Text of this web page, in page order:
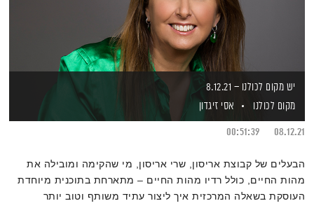
יש מקום לכולנו – 8.12.21
מקום לכולנו
אסי זיגדון
08.12.21
00:51:39
הבעלים של קבוצת אריסון, שרי אריסון, מי שהקימה ומובילה את
מהות החיים, כולל רדיו מהות החיים – מתארחת בתוכנית מיוחדת
העוסקת בשאלה המרכזית איך ליצור עתיד משותף וטוב יותר